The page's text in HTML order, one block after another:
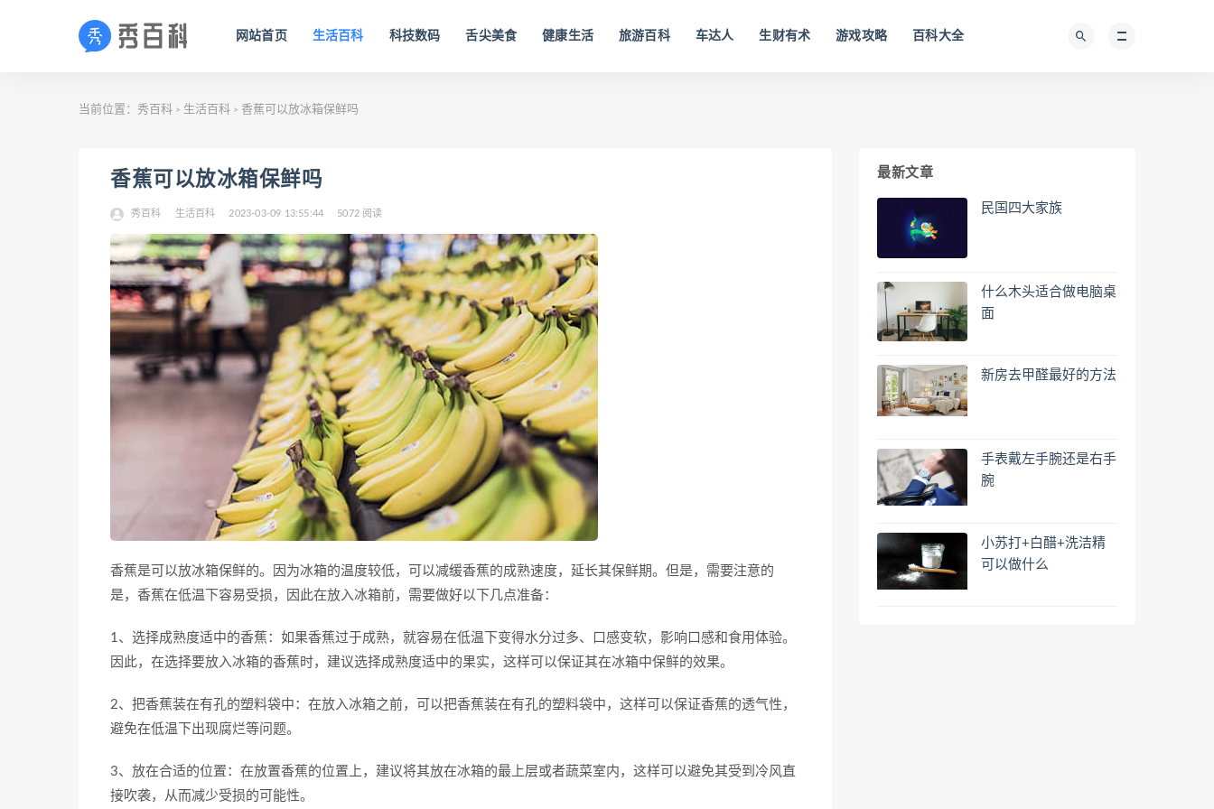
网站首页 生活百科 科技数码 舌尖美食 健康生活 旅游百科 车达人 生财有术 游戏攻略 百科大全
当前位置： 秀百科 > 生活百科 > 香蕉可以放冰箱保鲜吗
香蕉可以放冰箱保鲜吗
秀百科 生活百科 2023-03-09 13:55:44 5072 阅读
香蕉是可以放冰箱保鲜的。因为冰箱的温度较低，可以减缓香蕉的成熟速度，延长其保鲜期。但是，需要注意的
是，香蕉在低温下容易受损，因此在放入冰箱前，需要做好以下几点准备：
1、选择成熟度适中的香蕉：如果香蕉过于成熟，就容易在低温下变得水分过多、口感变软，影响口感和食用体验。
因此，在选择要放入冰箱的香蕉时，建议选择成熟度适中的果实，这样可以保证其在冰箱中保鲜的效果。
2、把香蕉装在有孔的塑料袋中：在放入冰箱之前，可以把香蕉装在有孔的塑料袋中，这样可以保证香蕉的透气性，
避免在低温下出现腐烂等问题。
3、放在合适的位置：在放置香蕉的位置上，建议将其放在冰箱的最上层或者蔬菜室内，这样可以避免其受到冷风直
接吹袭，从而减少受损的可能性。
最新文章
民国四大家族
什么木头适合做电脑桌
面
新房去甲醛最好的方法
手表戴左手腕还是右手
腕
小苏打+白醋+洗洁精
可以做什么